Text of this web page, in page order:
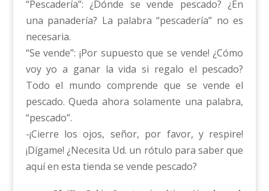
“Pescadería”: ¿Dónde se vende pescado? ¿En
una panadería? La palabra “pescadería” no es
necesaria.
“Se vende”: ¡Por supuesto que se vende! ¿Cómo
voy yo a ganar la vida si regalo el pescado?
Todo el mundo comprende que se vende el
pescado. Queda ahora solamente una palabra,
“pescado”.
-¡Cierre los ojos, señor, por favor, y respire!
¡Dígame! ¿Necesita Ud. un rótulo para saber que
aquí en esta tienda se vende pescado?